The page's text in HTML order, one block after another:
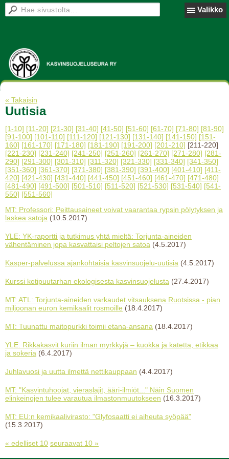
Valikko
« Takaisin
Uutisia
[1-10] [11-20] [21-30] [31-40] [41-50] [51-60] [61-70] [71-80] [81-90]
[91-100] [101-110] [111-120] [121-130] [131-140] [141-150] [151-
160] [161-170] [171-180] [181-190] [191-200] [201-210] [211-220]
[221-230] [231-240] [241-250] [251-260] [261-270] [271-280] [281-
290] [291-300] [301-310] [311-320] [321-330] [331-340] [341-350]
[351-360] [361-370] [371-380] [381-390] [391-400] [401-410] [411-
420] [421-430] [431-440] [441-450] [451-460] [461-470] [471-480]
[481-490] [491-500] [501-510] [511-520] [521-530] [531-540] [541-
550] [551-560]
MT: Professori: Peittausaineet voivat vaarantaa rypsin pölytyksen ja
laskea satoja (10.5.2017)
YLE: YK-raportti ja tutkimus yhtä mieltä: Torjunta-aineiden
vähentäminen jopa kasvattaisi peltojen satoa (4.5.2017)
Kasper-palvelussa ajankohtaisia kasvinsuojelu-uutisia (4.5.2017)
Kurssi kotipuutarhan ekologisesta kasvinsuojelusta (27.4.2017)
MT: ATL: Torjunta-aineiden varkaudet vitsauksena Ruotsissa - pian
miljoonan euron kemikaalit rosmoille (18.4.2017)
MT: Tuunattu maitopurkki toimii etana-ansana (18.4.2017)
YLE: Rikkakasvit kuriin ilman myrkkyjä – kuokka ja katetta, etikkaa
ja sokeria (6.4.2017)
Juhlavuosi ja uutta ilmettä nettikauppaan (4.4.2017)
MT: "Kasvintuhoojat, vieraslajit, ääri-ilmiöt..." Näin Suomen
elinkeinojen tulee varautua ilmastonmuutokseen (16.3.2017)
MT: EU:n kemikaalivirasto: "Glyfosaatti ei aiheuta syöpää"
(15.3.2017)
« edelliset 10 seuraavat 10 »